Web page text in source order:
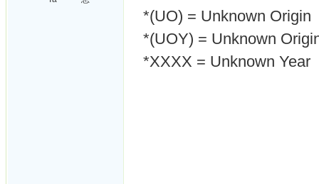
*(UO) = Unknown Origin
*(UOY) = Unknown
*XXXX = Unknown Year